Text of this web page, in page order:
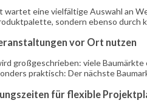
wartet eine vielfältige Auswahl an
sondern ebenso durch
vor Ort nutzen
großgeschrieben: viele
praktisch: Der nächste
für flexible